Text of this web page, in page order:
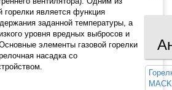
горелки является функция
заданной температуры, а
уровня вредных выбросов и
элементы газовой горелки
насадка со